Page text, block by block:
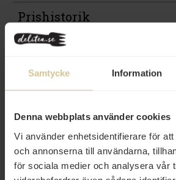
Samtycke Information
Denna webbplats använder cookies
Vi använder enhetsidentifierare för
och annonserna till användarna,
för sociala medier och analysera vår
Prishistorik
Från samma
Eko